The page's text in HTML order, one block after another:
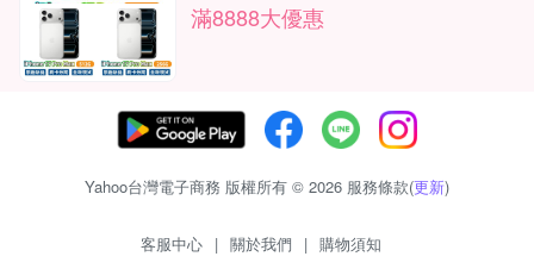
滿8888大優惠
Yahoo台灣電子商務 版權所有 © 2026 服務條款(更新)
客服中心 | 關於我們 | 購物須知